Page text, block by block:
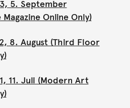
5. September
Online Only)
8. August (Third Floor
11. Juli (Modern Art